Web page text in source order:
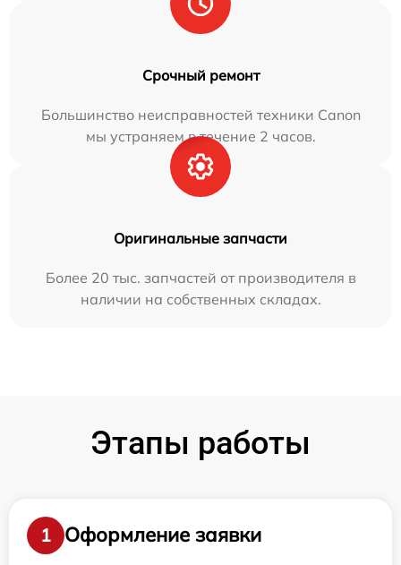
Срочный ремонт
Большинство неисправностей техники Canon
мы устраняем в течение 2 часов.
Оригинальные запчасти
Более 20 тыс. запчастей от производителя в
наличии на собственных складах.
Этапы работы
1
Оформление заявки